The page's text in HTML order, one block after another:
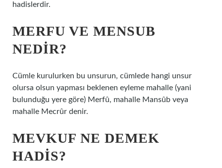
hadislerdir.
MERFU VE MENSUB
NEDIR?
Cümle kurulurken bu unsurun, cümlede hangi unsur
olursa olsun yapması beklenen eyleme mahalle (yani
bulunduğu yere göre) Merfû, mahalle Mansûb veya
mahalle Mecrûr denir.
MEVKUF NE DEMEK
HADIS?